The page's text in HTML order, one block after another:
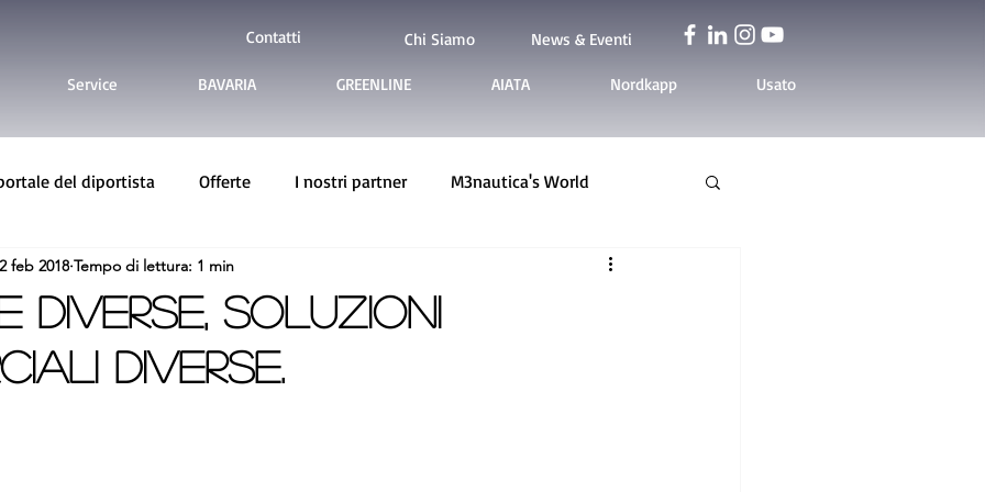
Contatti Chi Siamo News & Eventi
Service BAVARIA GREENLINE AIATA Nordkapp Usato
del diportista Offerte I nostri partner M3nautica's World
Yachts Imbarcazioni usate
diverse, soluzioni
diverse.
feb 2018 Tempo di lettura: 1 min